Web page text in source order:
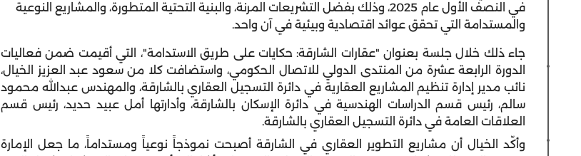
في النصف الأول عام 2025، وذلك بفضل التشريعات المرنة، والبنية التحتية المتطورة، والمشاريع النوعية
والمستدامة التي تحقق عوائد اقتصادية وبيئية في آن واحد.
جاء ذلك خلال جلسة بعنوان "عقارات الشارقة: حكايات على طريق الاستدامة​​"، التي أقيمت ضمن فعاليات
الدورة الرابعة عشرة من المنتدى الدولي للاتصال الحكومي، واستضافت كلا من سعود عبد العزيز الخيال،
نائب مدير إدارة تنظيم المشاريع العقارية في دائرة التسجيل العقاري بالشارقة، والمهندس عبدالله محمود
سالم، رئيس قسم الدراسات الهندسية في دائرة الإسكان بالشارقة، وأدارتها أمل عبيد حديد، رئيس قسم
العلاقات العامة في دائرة التسجيل العقاري بالشارقة.
وأكّد الخيال أن مشاريع التطوير العقاري في الشارقة أصبحت نموذجاً نوعياً ومستداماً، ما جعل الإمارة